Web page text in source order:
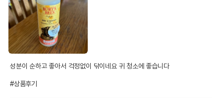
성분이 순하고 좋아서 걱정없이 닦이네요 귀 청소에 좋습니다
#상품후기